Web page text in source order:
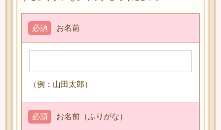
お名前
必須
（例：山田太郎）
お名前（ふりがな）
必須